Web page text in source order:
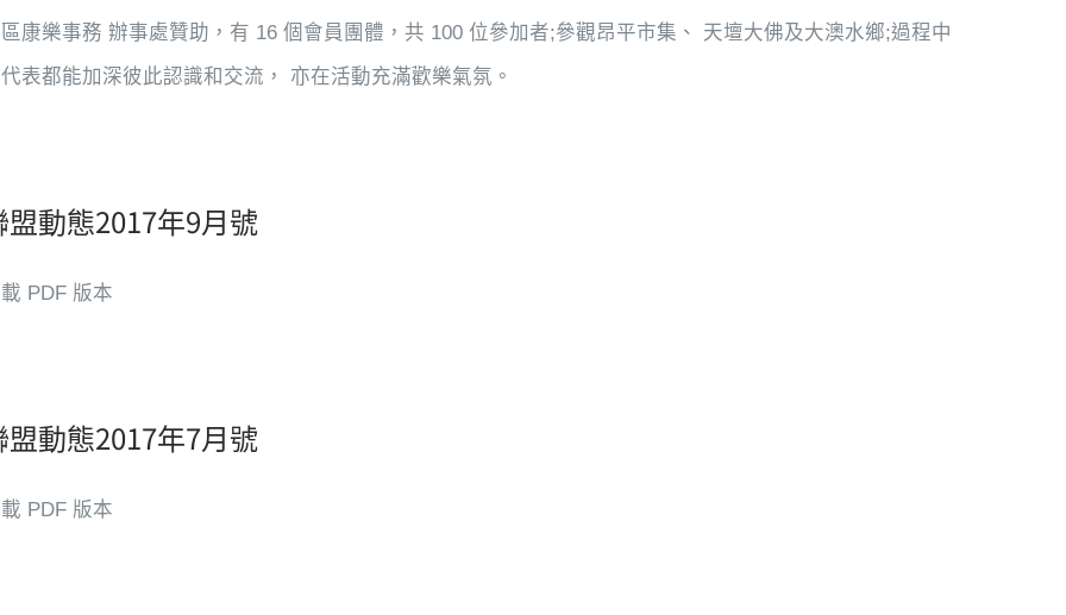
康樂事務 辦事處贊助，有 16 個會員團體，共 100 位參加者;參觀昂平市集、 天壇大佛及大澳水鄉;過程中
表都能加深彼此認識和交流， 亦在活動充滿歡樂氣氛。
盟動態2017年9月號
PDF 版本
盟動態2017年7月號
PDF 版本